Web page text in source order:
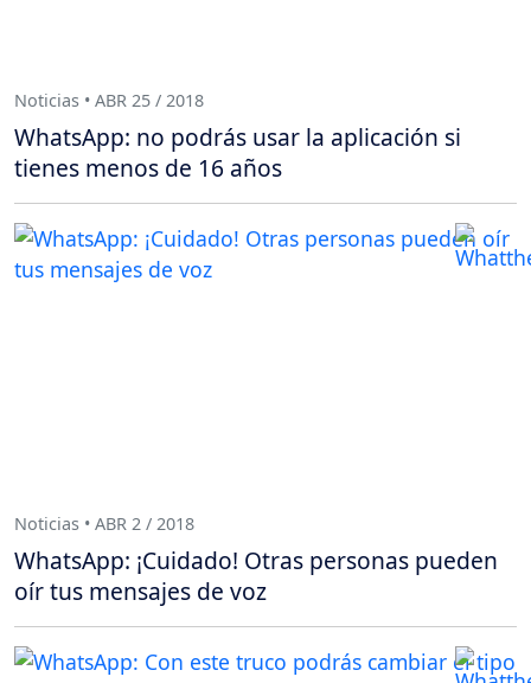
Noticias • ABR 25 / 2018
WhatsApp: no podrás usar la aplicación si
tienes menos de 16 años
Noticias • ABR 2 / 2018
WhatsApp: ¡Cuidado! Otras personas pueden
oír tus mensajes de voz